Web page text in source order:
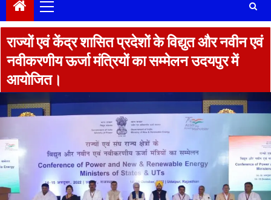
Menu
राज्यों एवं केंद्र शासित प्रदेशों के विद्युत और नवीन एवं
नवीकरणीय ऊर्जा मंत्रियों का सम्मेलन उदयपुर में
आयोजित।